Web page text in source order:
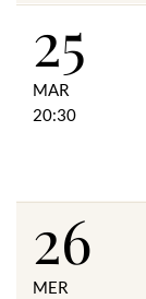
25
MAR
20:30
26
MER